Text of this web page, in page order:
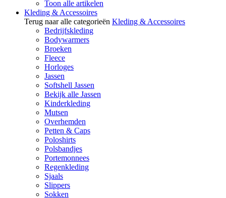
Toon alle artikelen
Kleding & Accessoires
Terug naar alle categorieën Kleding & Accessoires
Bedrijfskleding
Bodywarmers
Broeken
Fleece
Horloges
Jassen
Softshell Jassen
Bekijk alle Jassen
Kinderkleding
Mutsen
Overhemden
Petten & Caps
Poloshirts
Polsbandjes
Portemonnees
Regenkleding
Sjaals
Slippers
Sokken